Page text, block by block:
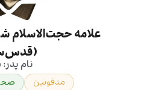
علامه حجت‌الاسلام
نام پدر:
مدفونین